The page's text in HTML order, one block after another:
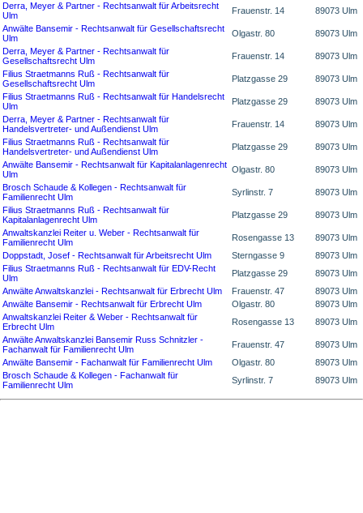
Derra, Meyer & Partner - Rechtsanwalt für Arbeitsrecht
Ulm
Frauenstr. 14
89073 Ulm
Anwälte Bansemir - Rechtsanwalt für Gesellschaftsrecht
Ulm
Olgastr. 80
89073 Ulm
Derra, Meyer & Partner - Rechtsanwalt für
Gesellschaftsrecht Ulm
Frauenstr. 14
89073 Ulm
Filius Straetmanns Ruß - Rechtsanwalt für
Gesellschaftsrecht Ulm
Platzgasse 29
89073 Ulm
Filius Straetmanns Ruß - Rechtsanwalt für Handelsrecht
Ulm
Platzgasse 29
89073 Ulm
Derra, Meyer & Partner - Rechtsanwalt für
Handelsvertreter- und Außendienst Ulm
Frauenstr. 14
89073 Ulm
Filius Straetmanns Ruß - Rechtsanwalt für
Handelsvertreter- und Außendienst Ulm
Platzgasse 29
89073 Ulm
Anwälte Bansemir - Rechtsanwalt für Kapitalanlagenrecht
Ulm
Olgastr. 80
89073 Ulm
Brosch Schaude & Kollegen - Rechtsanwalt für
Familienrecht Ulm
Syrlinstr. 7
89073 Ulm
Filius Straetmanns Ruß - Rechtsanwalt für
Kapitalanlagenrecht Ulm
Platzgasse 29
89073 Ulm
Anwaltskanzlei Reiter u. Weber - Rechtsanwalt für
Familienrecht Ulm
Rosengasse 13
89073 Ulm
Doppstadt, Josef - Rechtsanwalt für Arbeitsrecht Ulm
Sterngasse 9
89073 Ulm
Filius Straetmanns Ruß - Rechtsanwalt für EDV-Recht
Ulm
Platzgasse 29
89073 Ulm
Anwälte Anwaltskanzlei - Rechtsanwalt für Erbrecht Ulm
Frauenstr. 47
89073 Ulm
Anwälte Bansemir - Rechtsanwalt für Erbrecht Ulm
Olgastr. 80
89073 Ulm
Anwaltskanzlei Reiter & Weber - Rechtsanwalt für
Erbrecht Ulm
Rosengasse 13
89073 Ulm
Anwälte Anwaltskanzlei Bansemir Russ Schnitzler -
Fachanwalt für Familienrecht Ulm
Frauenstr. 47
89073 Ulm
Anwälte Bansemir - Fachanwalt für Familienrecht Ulm
Olgastr. 80
89073 Ulm
Brosch Schaude & Kollegen - Fachanwalt für
Familienrecht Ulm
Syrlinstr. 7 89073 Ulm